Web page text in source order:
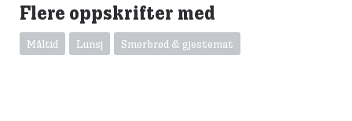
Flere oppskrifter med
Måltid Lunsj Smørbrød & gjestemat